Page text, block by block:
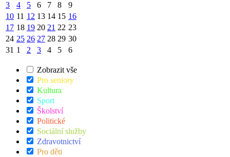
3
4 5 6 7 8
9
10 11 12 13 14 15 16
17 18 19 20 21 22 23
24 25 26 27 28 29 30
31 1 2 3 4 5 6
Zobrazit vše
Pro seniory
Kultura
Sport
Školství
Politické
Sociální služby
Zdravotnictví
Pro děti